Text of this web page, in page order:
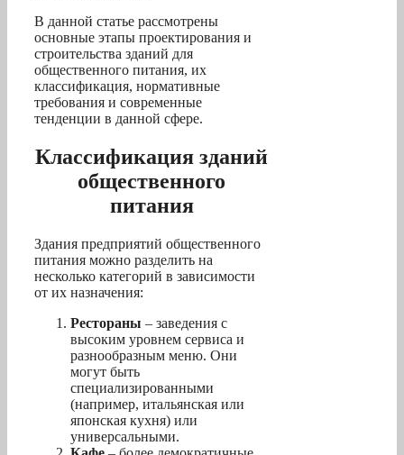
В данной статье рассмотрены
основные этапы проектирования и
строительства зданий для
общественного питания, их
классификация, нормативные
требования и современные
тенденции в данной сфере.
Классификация зданий
общественного
питания
Здания предприятий общественного
питания можно разделить на
несколько категорий в зависимости
от их назначения:
Рестораны – заведения с
высоким уровнем сервиса и
разнообразным меню. Они
могут быть
специализированными
(например, итальянская или
японская кухня) или
универсальными.